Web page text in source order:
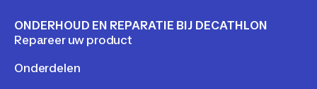
ONDERHOUD EN REPARATIE BIJ DECATHLON
Repareer uw product
Onderdelen